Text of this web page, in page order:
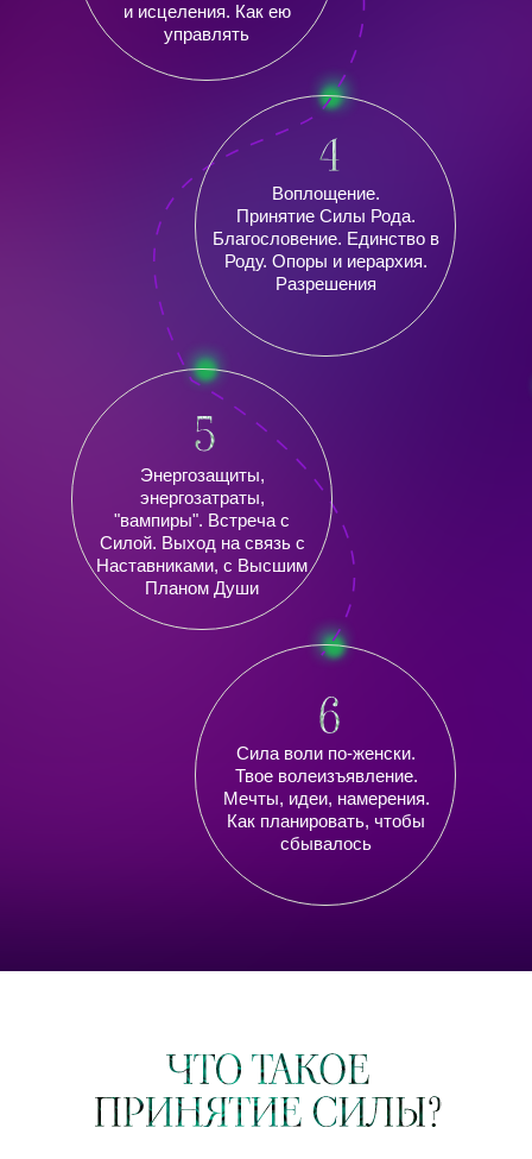
и исцеления. Как ею
управлять
Воплощение.
Принятие Силы Рода.
Благословение. Единство в
Роду. Опоры и иерархия.
Разрешения
Энергозащиты,
энергозатраты,
"вампиры". Встреча с
Силой. Выход на связь с
Наставниками, с Высшим
Планом Души
Сила воли по-женски.
Твое волеизъявление.
Мечты, идеи, намерения.
Как планировать, чтобы
сбывалось